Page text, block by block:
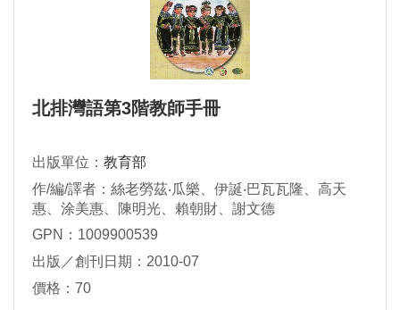
北排灣語第3階教師手冊
出版單位： 教育部
作/編/譯者：絲老勞茲‧瓜樂、伊誕‧巴瓦瓦隆、高天
惠、涂美惠、陳明光、賴朝財、謝文德
GPN：1009900539
出版／創刊日期：2010-07
價格：70